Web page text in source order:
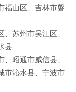
福山区、吉林市磐
苏州市吴江区、
县
昭通市威信县、
市沁水县、宁波市